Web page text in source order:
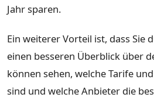
Jahr sparen.
Ein weiterer Vorteil ist, dass Sie
einen besseren Überblick über
können sehen, welche Tarife
sind und welche Anbieter die